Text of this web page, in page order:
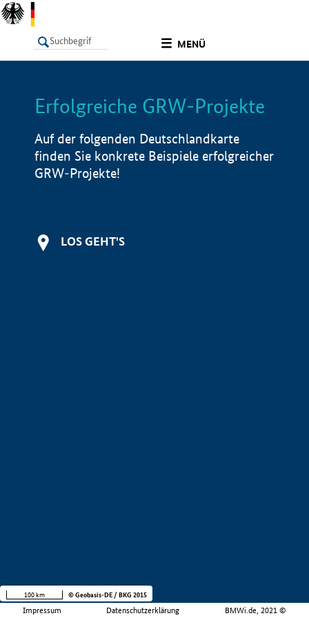
MENÜ
LISTE Info
Erfolgreiche GRW-Projekte
Auf der folgenden Deutschlandkarte
finden Sie konkrete Beispiele erfolgreicher
GRW-Projekte!
LOS GEHT'S
Impressum Datenschutzerklärung BMWi.de, 2021 ©
100 km © Geobasis-DE / BKG 2015